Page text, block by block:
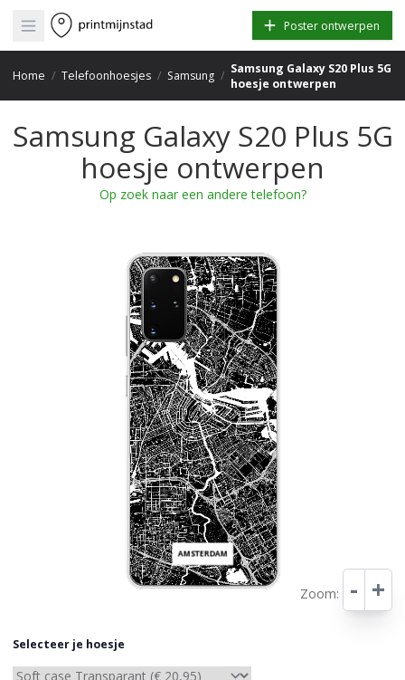
Open main menu Poster ontwerpen
Home / Telefoonhoesjes / Samsung / Samsung Galaxy S20 Plus 5G
hoesje ontwerpen
Samsung Galaxy S20 Plus 5G
hoesje ontwerpen
Op zoek naar een andere telefoon?
AMSTERDAM
Zoom: - +
Selecteer je hoesje